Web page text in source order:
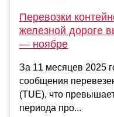
Перевозки
железной дороге
— ноябре
За 11 месяцев 2025
сообщения
(TUE), что
периода про...